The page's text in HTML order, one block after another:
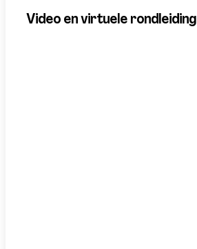
Video en virtuele rondleiding